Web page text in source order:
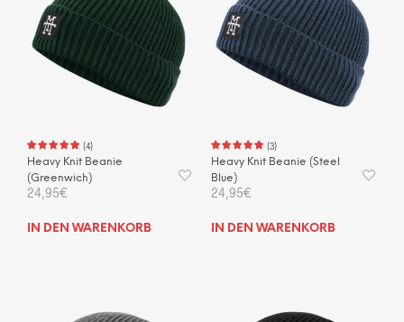
(4)
Heavy Knit Beanie
(Greenwich)
24,95€
IN DEN WARENKORB
(3)
Heavy Knit Beanie (Steel
Blue)
24,95€
IN DEN WARENKORB